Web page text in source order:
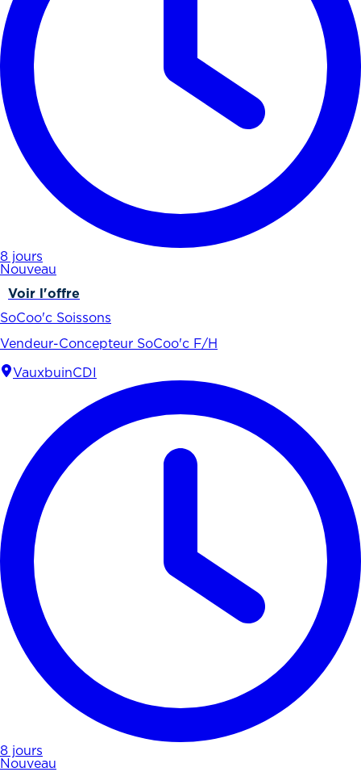
8 jours
Nouveau
Voir l'offre
SoCoo'c Soissons
Vendeur-Concepteur SoCoo'c F/H
VauxbuinCDI
8 jours
Nouveau